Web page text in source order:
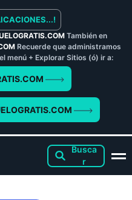
También en
Recuerde que administramos
menú + Explorar Sitios (ó) ir a: